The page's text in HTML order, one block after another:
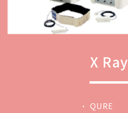
X Ray
• QURE